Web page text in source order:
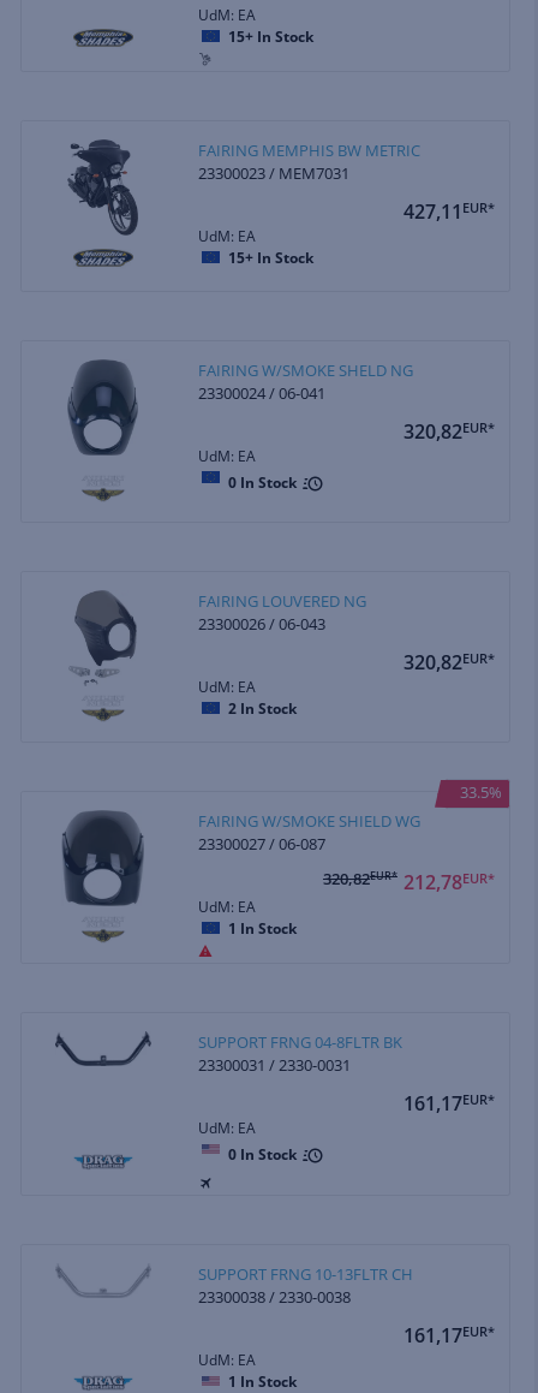
UdM: EA
15+ In Stock
FAIRING MEMPHIS BW METRIC
23300023 / MEM7031
427,11 EUR*
UdM: EA
15+ In Stock
FAIRING W/SMOKE SHELD NG
23300024 / 06-041
320,82EUR*
UdM: EA
0 In Stock
FAIRING LOUVERED NG
23300026 / 06-043
320,82EUR*
UdM: EA
2 In Stock
33.5%
FAIRING W/SMOKE SHIELD WG
23300027 / 06-087
212,78EUR*
320,82EUR*
UdM: EA
1 In Stock
SUPPORT FRNG 04-8FLTR BK
23300031 / 2330-0031
161,17EUR*
UdM: EA
0 In Stock
SUPPORT FRNG 10-13FLTR CH
23300038 / 2330-0038
161,17EUR*
UdM: EA
1 In Stock